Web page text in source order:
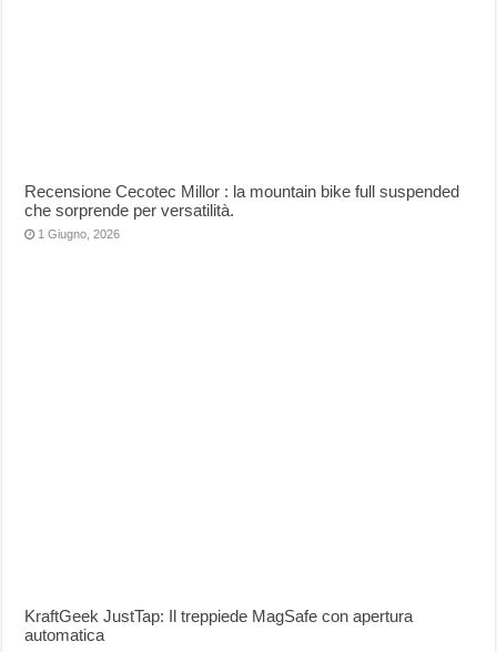
Recensione Cecotec Millor : la mountain bike full suspended
che sorprende per versatilità.
1 Giugno, 2026
KraftGeek JustTap: Il treppiede MagSafe con apertura
automatica